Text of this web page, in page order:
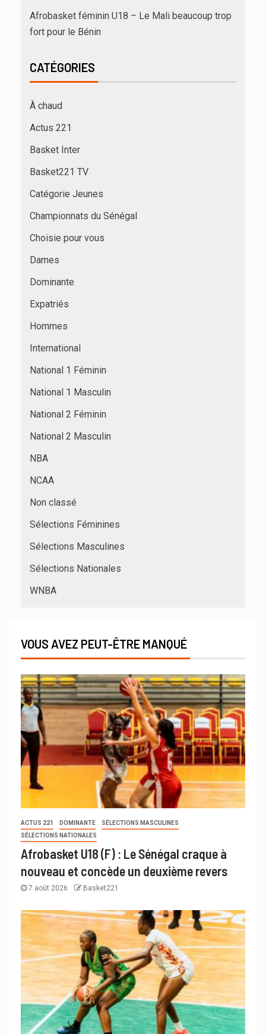
Afrobasket féminin U18 – Le Mali beaucoup trop
fort pour le Bénin
CATÉGORIES
À chaud
Actus 221
Basket Inter
Basket221 TV
Catégorie Jeunes
Championnats du Sénégal
Choisie pour vous
Dames
Dominante
Expatriés
Hommes
International
National 1 Féminin
National 1 Masculin
National 2 Féminin
National 2 Masculin
NBA
NCAA
Non classé
Sélections Féminines
Sélections Masculines
Sélections Nationales
WNBA
VOUS AVEZ PEUT-ÊTRE MANQUÉ
ACTUS 221 DOMINANTE
SÉLECTIONS MASCULINES
SÉLECTIONS NATIONALES
Afrobasket U18 (F) : Le Sénégal craque à
nouveau et concède un deuxième revers
7 août 2026 Basket221